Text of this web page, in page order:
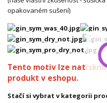
opakovaném sušení)
Tento motiv lze
produkt v eshopu.
Stačí si vybrat v kategorii